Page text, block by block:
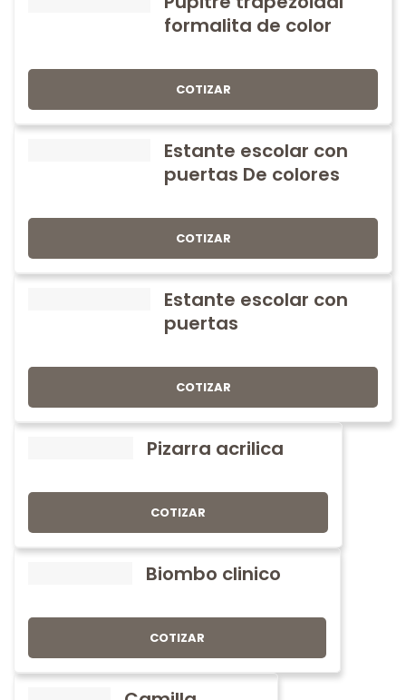
formalita de color
COTIZAR
Estante escolar con
puertas De colores
COTIZAR
Estante escolar con
puertas
COTIZAR
Pizarra acrilica
COTIZAR
Biombo clinico
COTIZAR